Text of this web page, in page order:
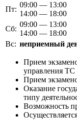
Пт:
09:00 — 13:00
14:00 — 18:00
Сб:
09:00 — 13:00
14:00 — 18:00
Вс: неприемный
Прием
управления ТС
Прием
Оказание
типу
Возможность